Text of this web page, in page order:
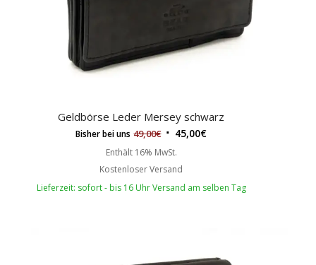
Geldbörse Leder Mersey schwarz
Bisher bei uns 49,00€ 45,00€
Enthält 16% MwSt.
Kostenloser Versand
Lieferzeit: sofort - bis 16 Uhr Versand am selben Tag